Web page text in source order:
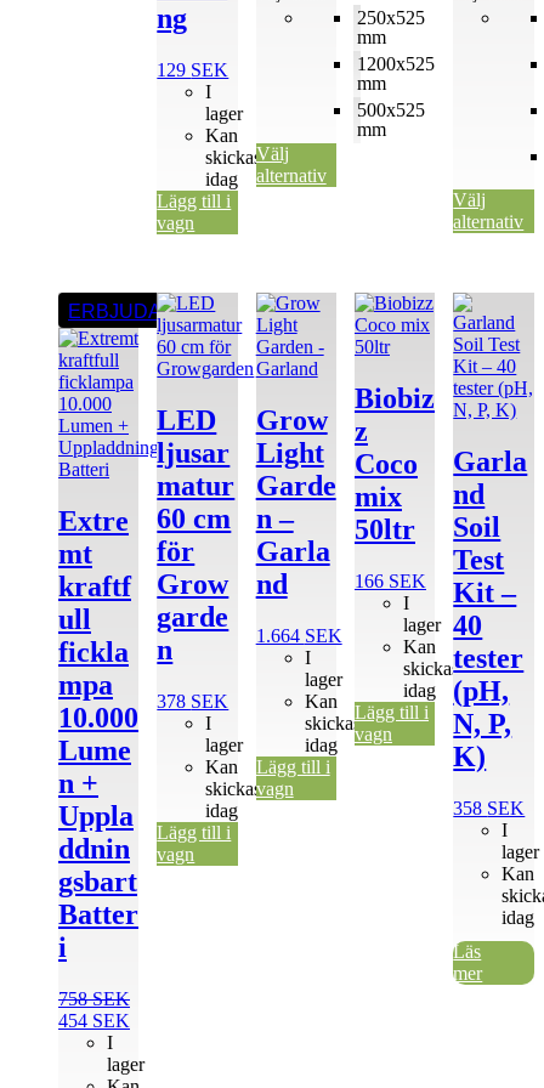
ng
129 SEK
I
lager
Kan
skickas
idag
Lägg till i
vagn
250x525
mm
1200x525
mm
500x525
mm
Välj
alternativ
Välj
alternativ
ERBJUDANDE
Extre
mt
kraftf
ull
fickla
mpa
10.000
Lume
n +
Uppla
ddnin
gsbart
Batter
i
758SEK
Det
ursprungliga
454 SEK
priset
I
lager
LED
ljusar
matur
60 cm
för
Grow
garde
n
378 SEK
I
lager
Kan
skickas
idag
Lägg till i
vagn
Grow
Light
Garde
n –
Garla
nd
1.664 SEK
I
lager
Kan
skickas
idag
Lägg till i
vagn
Biobiz
z
Coco
mix
50ltr
166 SEK
I
lager
Kan
skickas
idag
Lägg till i
vagn
Garla
nd
Soil
Test
Kit –
40
tester
(pH,
N, P,
K)
358 SEK
I
lager
Kan
idag
Läs
mer